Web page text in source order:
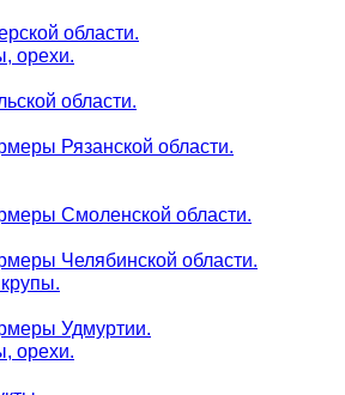
области.
орехи.
области.
Рязанской области.
Смоленской области.
Челябинской области.
Удмуртии.
орехи.